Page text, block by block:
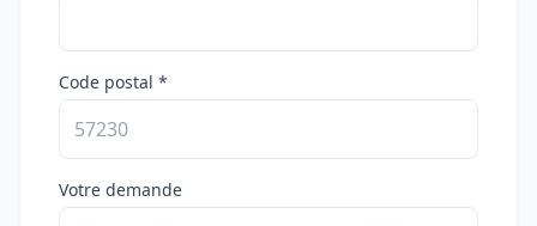
Code postal *
Votre demande